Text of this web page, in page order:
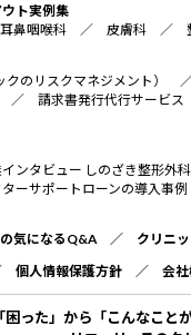
ト実例集
耳鼻咽喉科 ／ 皮膚科 ／
のリスクマネジメント）
請求書発行代行サービス
ンタビュー しのざき整形外
ーサポートローンの導入事例
気になるQ&A／ クリニ
個人情報保護方針 ／ 会
った」から「こんなこと